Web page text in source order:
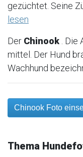
gezüchtet. Seine
lesen
Der Chinook .
mittel. Der Hund
Wachhund
Chinook Foto
Thema